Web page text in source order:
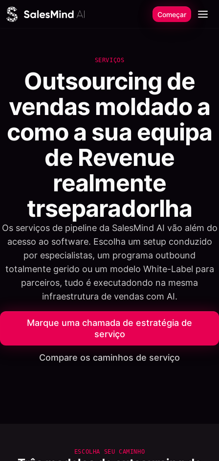
Saltar para o conteúdo
Começar
SERVIÇOS
Outsourcing de
vendas moldado a
como a sua equipa
de Revenue
realmente
trseparadorlha
Os serviços de pipeline da SalesMind AI vão além do
acesso ao software. Escolha um setup conduzido
por especialistas, um programa outbound
totalmente gerido ou um modelo White-Label para
parceiros, tudo é executadondo na mesma
infraestrutura de vendas com AI.
Marque uma chamada de estratégia de
serviço
Compare os caminhos de serviço
ESCOLHA SEU CAMINHO